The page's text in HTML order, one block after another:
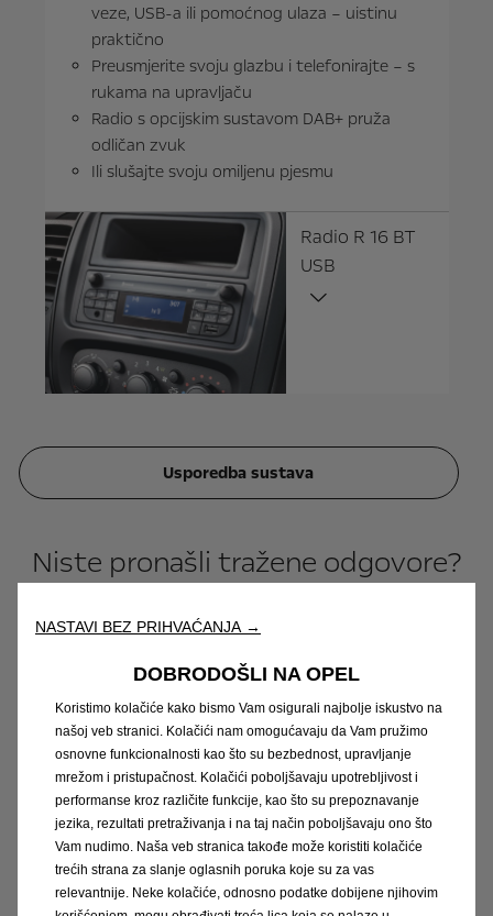
veze, USB-a ili pomoćnog ulaza – uistinu
praktično
Preusmjerite svoju glazbu i telefonirajte – s
rukama na upravljaču
Radio s opcijskim sustavom DAB+ pruža
odličan zvuk
Ili slušajte svoju omiljenu pjesmu
Radio R 16 BT
USB
Usporedba sustava
Niste pronašli tražene odgovore?
Kontaktirajte nas. Rado ćemo vam pomoći!
NASTAVI BEZ PRIHVAĆANJA →
DOBRODOŠLI NA OPEL
Koristimo kolačiće kako bismo Vam osigurali najbolje iskustvo na
našoj veb stranici. Kolačići nam omogućavaju da Vam pružimo
osnovne funkcionalnosti kao što su bezbednost, upravljanje
mrežom i pristupačnost. Kolačići poboljšavaju upotrebljivost i
performanse kroz različite funkcije, kao što su prepoznavanje
jezika, rezultati pretraživanja i na taj način poboljšavaju ono što
Vam nudimo. Naša veb stranica takođe može koristiti kolačiće
trećih strana za slanje oglasnih poruka koje su za vas
relevantnije. Neke kolačiće, odnosno podatke dobijene njihovim